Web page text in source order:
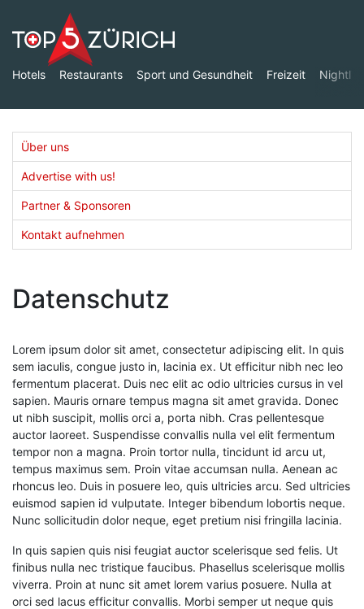
Hotels Restaurants Sport und Gesundheit Freizeit Nightlife
Über uns
Advertise with us!
Partner & Sponsoren
Kontakt aufnehmen
Datenschutz
Lorem ipsum dolor sit amet, consectetur adipiscing elit. In quis
sem iaculis, congue justo in, lacinia ex. Ut efficitur nibh nec leo
fermentum placerat. Duis nec elit ac odio ultricies cursus in vel
sapien. Mauris ornare tempus magna sit amet gravida. Donec
ut nibh suscipit, mollis orci a, porta nibh. Cras pellentesque
auctor laoreet. Suspendisse convallis nulla vel elit fermentum
tempor non a magna. Proin tortor nulla, tincidunt id arcu ut,
tempus maximus sem. Proin vitae accumsan nulla. Aenean ac
rhoncus leo. Duis in posuere leo, quis ultricies arcu. Sed ultricies
euismod sapien id vulputate. Integer bibendum lobortis neque.
Nunc sollicitudin dolor neque, eget pretium nisi fringilla lacinia.
In quis sapien quis nisi feugiat auctor scelerisque sed felis. Ut
finibus nulla nec tristique faucibus. Phasellus scelerisque mollis
viverra. Proin at nunc sit amet lorem varius posuere. Nulla at
orci sed lacus efficitur convallis. Morbi semper ut neque quis